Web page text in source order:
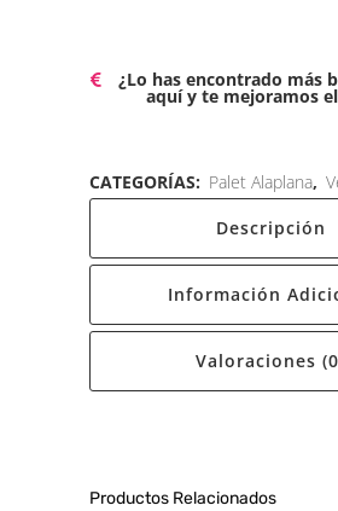
¿Lo has encontrado más
aquí y te mejoramos
CATEGORÍAS: Palet Alaplana,
Descripción
Información
Valoraciones
Productos Relacionados